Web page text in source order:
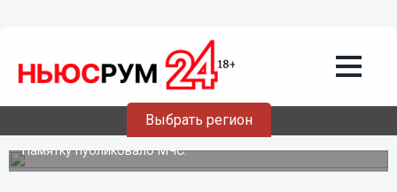
Выбрать регион
24.03.202412:01
Нижегородцам рассказали, как вести
себя во время теракта
Памятку публиковало МЧС.